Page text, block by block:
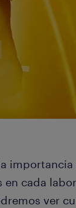
cada
ver